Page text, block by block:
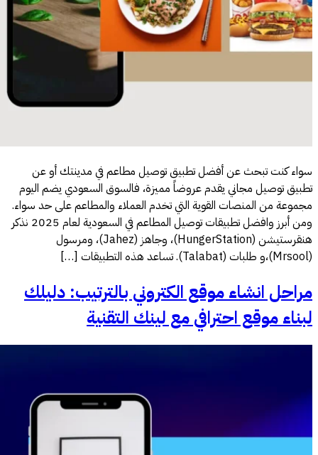
أو عن
اليوم
حد سواء.
ومن أبرز وافضل تطبيقات توصيل المطاعم في السعودية لعام 2025 نذكر